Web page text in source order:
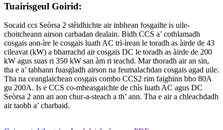
Tuairisgeul Goirid:
Socaid ccs Seòrsa 2 stèidhichte air inbhean fosgailte is uile-
choitcheann airson carbadan dealain. Bidh CCS a’ cothlamadh
cosgais aon-ìre le cosgais luath AC trì-ìrean le toradh as àirde de 43
cileavat (kW) a bharrachd air cosgais DC le toradh as àirde de 200
kW agus suas ri 350 kW san àm ri teachd. Mar thoradh air an sin,
tha e a’ tabhann fuasgladh airson na feumalachdan cosgais agad uile.
Tha na ceanglaichean cosgais combo CCS2 rim faighinn bho 80A
gu 200A. Is e CCS co-mheasgaichte de chìs luath AC agus DC
Seòrsa 2 ann an aon chur-a-steach a th’ ann. Tha e air a chleachdadh
air taobh a’ charbaid.